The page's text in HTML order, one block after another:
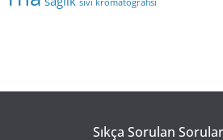
Sıkça Sorulan Sorular